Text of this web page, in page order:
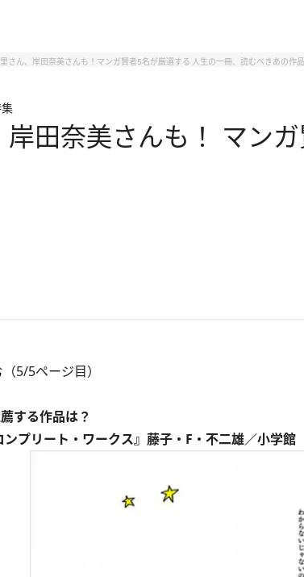
さん、岸田奈美さんも！マンガ賢者5名が厳選する 人生の一冊、読むべきあの作
田奈美さんも！ マン
5/5ページ目）
する作品は？
プリート・ワークス』藤子・F・不二雄／小学館